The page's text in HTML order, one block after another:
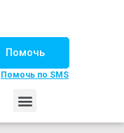
Помочь
Помочь по SMS